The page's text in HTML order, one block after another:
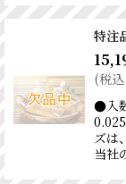
特
(税込
●入
ズは
当社